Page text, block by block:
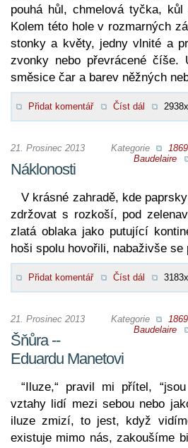
pouhá hůl, chmelová tyčka,
Kolem této hole v rozmarných
stonky a květy, jedny vlnité a
zvonky nebo převrácené
směsice čar a barev něžných
Přidat komentář Číst dál
Kategorie 1869
Baudelaire
21. Prosinec 2013
Náklonosti
V krásné zahradě, kde
zdržovat s rozkoší, pod
zlatá oblaka jako putující
hoši spolu hovořili, nabaživše se
Přidat komentář Číst dál
Kategorie 1869
Baudelaire
21. Prosinec 2013
Šňůra --
Eduardu Manetovi
“Iluze,“ pravil mi přítel,
vztahy lidí mezi sebou nebo
iluze zmizí, to jest, když
existuje mimo nás, zakoušíme